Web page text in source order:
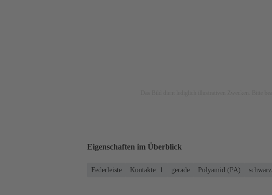
Eigenschaften im Überblick
Federleiste Kontakte: 1 gerade Polyamid (PA) schwarz